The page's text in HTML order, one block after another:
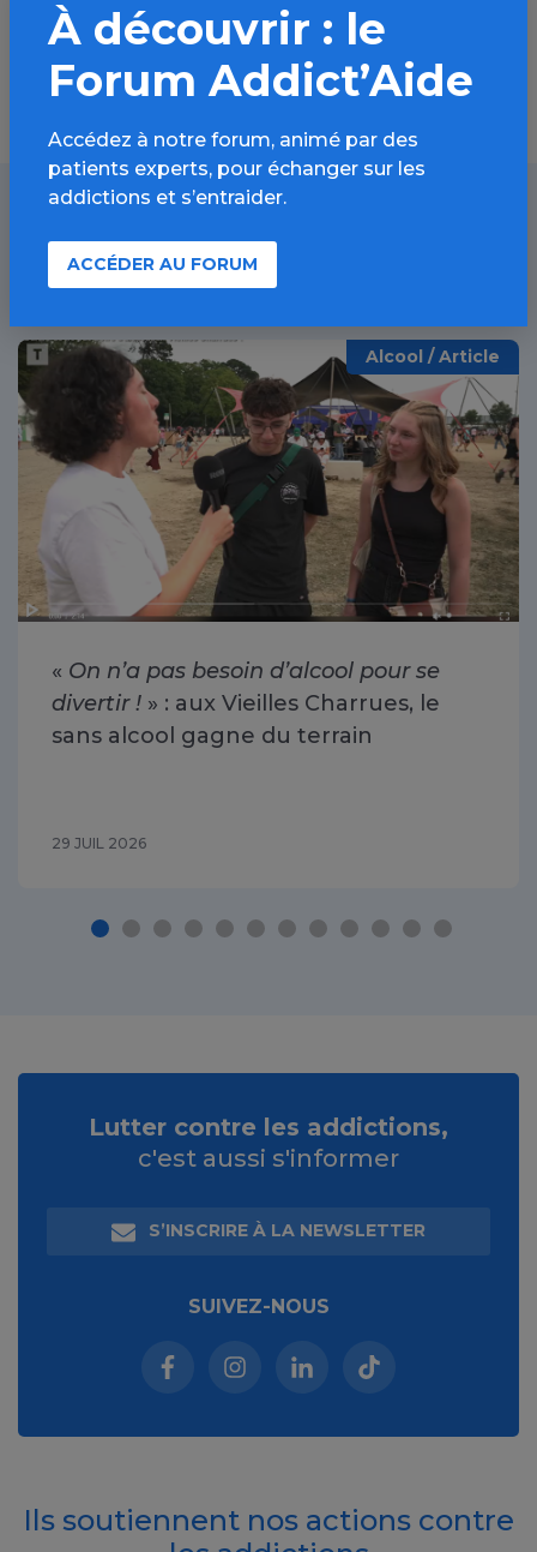
Découvrir
À lire aussi
Alcool / Article
« On n’a pas besoin d’alcool pour se
divertir ! » : aux Vieilles Charrues, le
sans alcool gagne du terrain
29 JUIL 2026
À découvrir : le
Forum Addict’Aide
Accédez à notre forum, animé par des
patients experts, pour échanger sur les
addictions et s’entraider.
ACCÉDER AU FORUM
Lutter contre les addictions,
c'est aussi s'informer
S’INSCRIRE À LA NEWSLETTER
SUIVEZ-NOUS
Facebook (nouvelle fenêtre)
Instagram (nouvelle fenêtre)
Linkedin (nouvelle
Tiktok (nouvelle
Ils soutiennent nos actions contre